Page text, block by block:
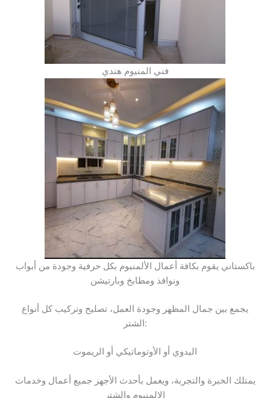
فني المنيوم هندي
باكستاني يقوم بكافة أعمال الألمنيوم بكل حرفية وجودة من أبواب
ونوافذ ومطابخ وبارتيشن
يجمع بين جمال المظهر وجودة العمل، تصليح وتركيب كل أنواع
الشتر:
اليدوي أو الأوتوماتيكي أو الريموت
يمتلك الخبرة والتجربة، ويعمل بأحدث الأجهز جميع أعمال وخدمات
الالمنيوم والشتر